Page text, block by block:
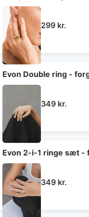
299 kr.
Evon Double ring -
349 kr.
Evon 2-i-1 ringe sæt -
349 kr.